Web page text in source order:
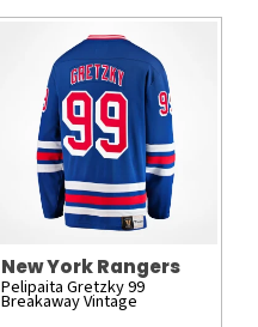
New York Rangers
Pelipaita Gretzky 99
Breakaway Vintage